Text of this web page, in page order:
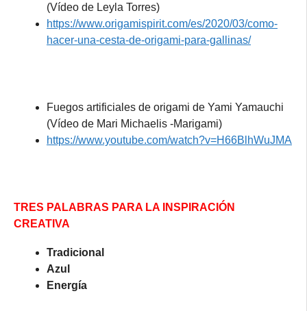
(Vídeo de Leyla Torres)
https://www.origamispirit.com/es/2020/03/como-
hacer-una-cesta-de-origami-para-gallinas/
Fuegos artificiales de origami de Yami Yamauchi
(Vídeo de Mari Michaelis -Marigami)
https://www.youtube.com/watch?v=H66BlhWuJMA
TRES PALABRAS PARA LA INSPIRACIÓN
CREATIVA
Tradicional
Azul
Energía